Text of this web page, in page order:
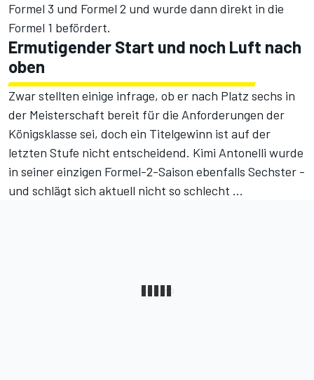
Formel 3 und Formel 2 und wurde dann direkt in die
Formel 1 befördert.
Ermutigender Start und noch Luft nach
oben
Zwar stellten einige infrage, ob er nach Platz sechs in
der Meisterschaft bereit für die Anforderungen der
Königsklasse sei, doch ein Titelgewinn ist auf der
letzten Stufe nicht entscheidend. Kimi Antonelli wurde
in seiner einzigen Formel-2-Saison ebenfalls Sechster -
und schlägt sich aktuell nicht so schlecht ...